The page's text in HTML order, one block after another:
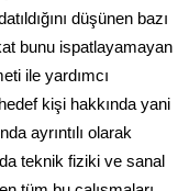
düşünen bazı
bunu ispatlayamayan
ile yardımcı
kişi hakkında yani
ayrıntılı olarak
teknik fiziki ve sanal